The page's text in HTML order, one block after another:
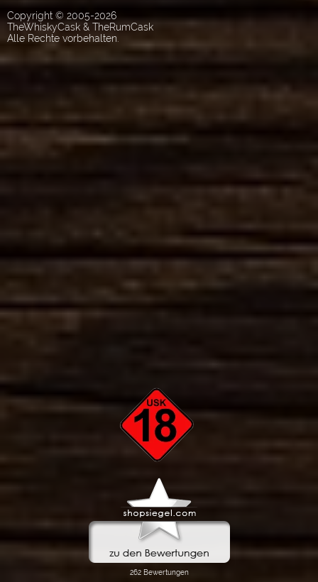
Copyright © 2005-2026
TheWhiskyCask & TheRumCask
Alle Rechte vorbehalten.